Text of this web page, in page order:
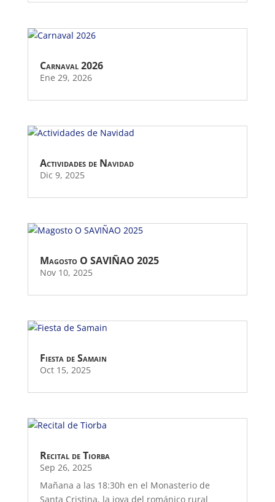
Carnaval 2026
Ene 29, 2026
Actividades de Navidad
Dic 9, 2025
Magosto O SAVIÑAO 2025
Nov 10, 2025
Fiesta de Samain
Oct 15, 2025
Recital de Tiorba
Sep 26, 2025
Mañana a las 18:30h en el Monasterio de
Santa Cristina, la joya del románico rural